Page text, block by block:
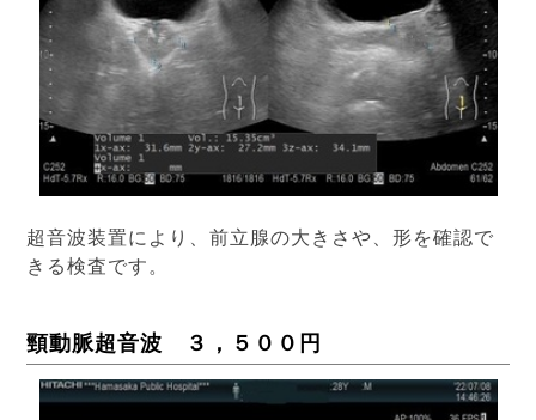
超音波装置により、前立腺の大きさや、形を確認で
きる検査です。
頸動脈超音波 ３，５００円